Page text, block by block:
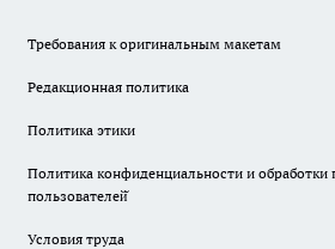
Требования к оригинальным макетам
Редакционная политика
Политика этики
Политика конфиденциальности и
пользователей̆
Условия труда